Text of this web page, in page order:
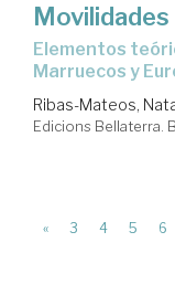
elementos teóricos emergentes en la ruta entre
Marruecos y
Ribas-Mateos,
Edicions Bellaterra.
« 3 4 5 6